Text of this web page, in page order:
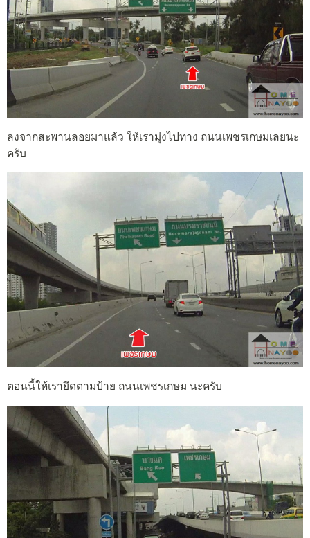
ลงจากสะพานลอยมาแล้ว ให้เรามุ่งไปทาง ถนนเพชรเกษมเลยนะ
ครับ
ตอนนี้ให้เรายึดตามป้าย ถนนเพชรเกษม นะครับ